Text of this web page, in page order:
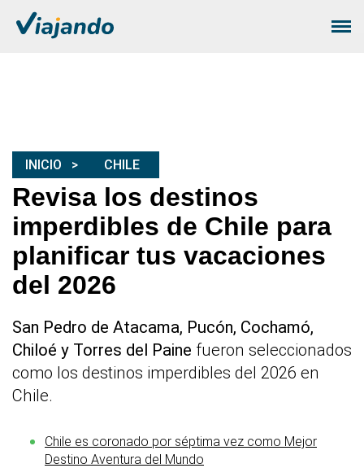
INICIO CHILE
Revisa los destinos
imperdibles de Chile para
planificar tus vacaciones
del 2026
San Pedro de Atacama, Pucón, Cochamó,
Chiloé y Torres del Paine fueron seleccionados
como los destinos imperdibles del 2026 en
Chile.
Chile es coronado por séptima vez como Mejor
Destino Aventura del Mundo